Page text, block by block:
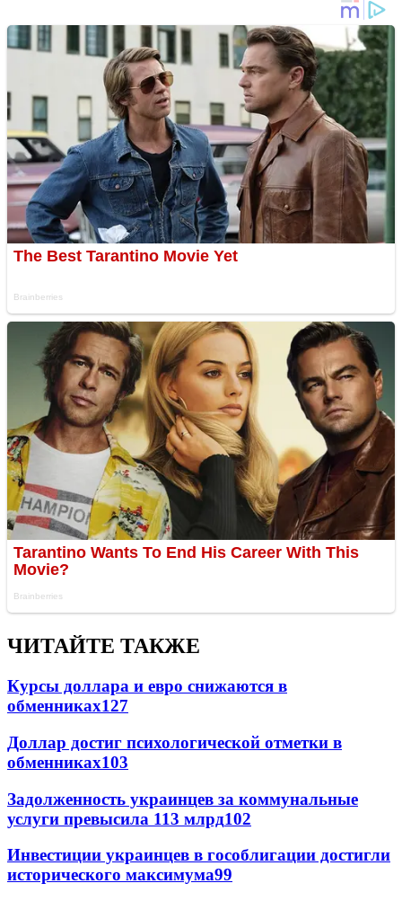
ЧИТАЙТЕ ТАКЖЕ
Курсы доллара и евро снижаются в
обменниках127
Доллар достиг психологической отметки в
обменниках103
Задолженность украинцев за коммунальные
услуги превысила 113 млрд102
Инвестиции украинцев в гособлигации достигли
исторического максимума99